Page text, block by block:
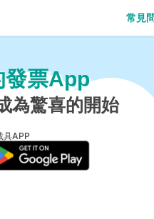
常見
發票App
為驚喜的開始
具APP